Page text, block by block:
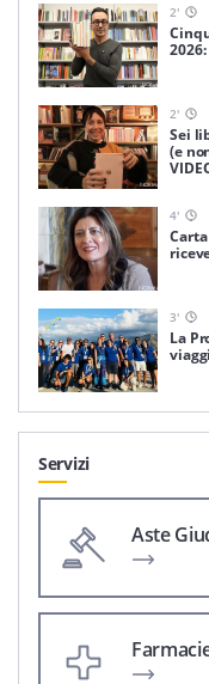
2'
2'
Sei
(e
4'
3'
La
Servizi
Aste